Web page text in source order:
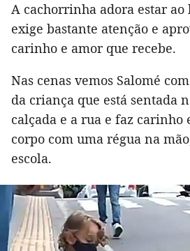
A cachorrinha adora estar ao
exige bastante atenção e
carinho e amor que recebe.
Nas cenas vemos Salomé
da criança que está sentada
calçada e a rua e faz carinho
corpo com uma régua na
escola.